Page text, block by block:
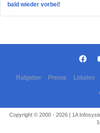
bald wieder vorbei!
Ratgeber Presse Lokales
Copyright © 2000 - 2026 | 1A